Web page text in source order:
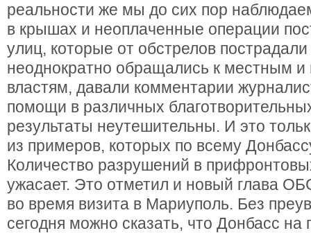
реальности же мы до сих пор
в крышах и неоплаченные операции
улиц, которые от обстрелов
неоднократно обращались к местным
властям, давали комментарии
помощи в различных
результаты неутешительны. И это
из примеров, которых по всему
Количество разрушений в
ужасает. Это отметил и новый глава
во время визита в Мариуполь. Без
сегодня можно сказать, что Донбасс на